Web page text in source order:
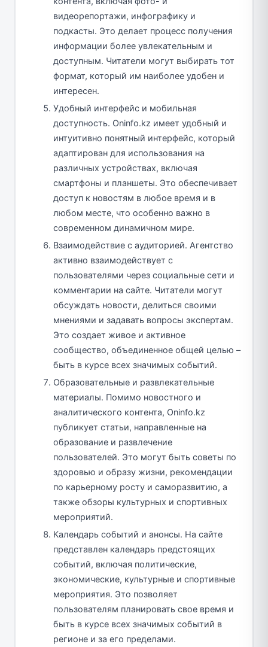
видеорепортажи, инфографику и
подкасты. Это делает процесс получения
информации более увлекательным и
доступным. Читатели могут выбирать тот
формат, который им наиболее удобен и
интересен.
Удобный интерфейс и мобильная
доступность. Oninfo.kz имеет удобный и
интуитивно понятный интерфейс, который
адаптирован для использования на
различных устройствах, включая
смартфоны и планшеты. Это обеспечивает
доступ к новостям в любое время и в
любом месте, что особенно важно в
современном динамичном мире.
Взаимодействие с аудиторией. Агентство
активно взаимодействует с
пользователями через социальные сети и
комментарии на сайте. Читатели могут
обсуждать новости, делиться своими
мнениями и задавать вопросы экспертам.
Это создает живое и активное
сообщество, объединенное общей целью –
быть в курсе всех значимых событий.
Образовательные и развлекательные
материалы. Помимо новостного и
аналитического контента, Oninfo.kz
публикует статьи, направленные на
образование и развлечение
пользователей. Это могут быть советы по
здоровью и образу жизни, рекомендации
по карьерному росту и саморазвитию, а
также обзоры культурных и спортивных
мероприятий.
Календарь событий и анонсы. На сайте
представлен календарь предстоящих
событий, включая политические,
экономические, культурные и спортивные
мероприятия. Это позволяет
пользователям планировать свое время и
быть в курсе всех значимых событий в
регионе и за его пределами.